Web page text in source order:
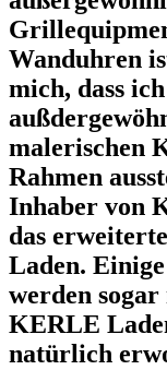
Wanduhren ist
mich, dass
malerischen
Rahmen
Inhaber von
das
Laden.
werden
KERLE
natürlich